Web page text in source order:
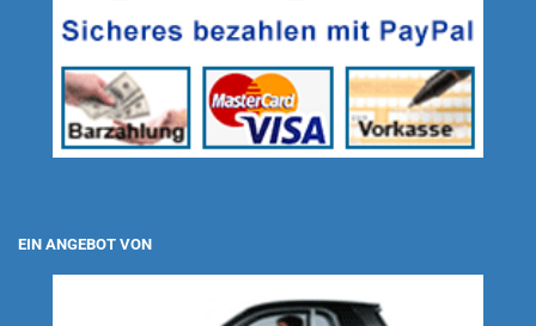
EIN ANGEBOT VON